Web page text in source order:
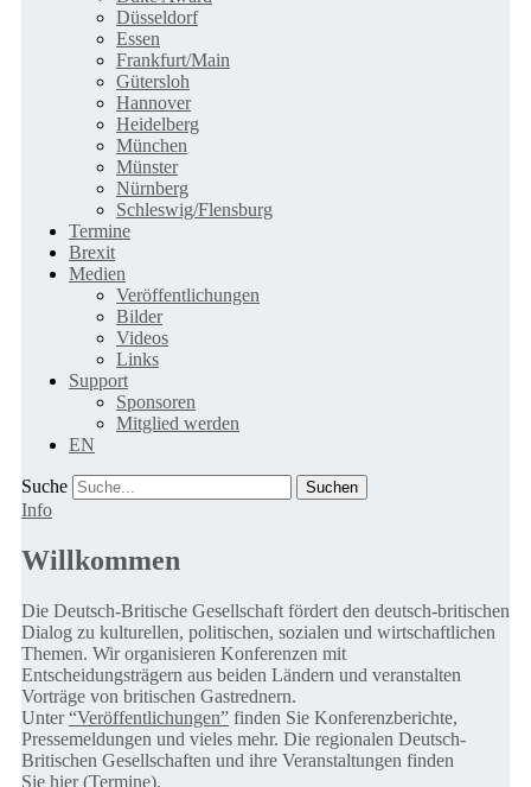
Düsseldorf
Essen
Frankfurt/Main
Gütersloh
Hannover
Heidelberg
München
Münster
Nürnberg
Schleswig/Flensburg
Termine
Brexit
Medien
Veröffentlichungen
Bilder
Videos
Links
Support
Sponsoren
Mitglied werden
EN
Suche
Info
Willkommen
Die Deutsch-Britische Gesellschaft fördert den deutsch-britischen
Dialog zu kulturellen, politischen, sozialen und wirtschaftlichen
Themen. Wir organisieren Konferenzen mit
Entscheidungsträgern aus beiden Ländern und veranstalten
Vorträge von britischen Gastrednern.
Unter“Veröffentlichungen” finden Sie Konferenzberichte,
Pressemeldungen und vieles mehr. Die regionalen Deutsch-
Britischen Gesellschaften und ihre Veranstaltungen finden
Sie hier (Termine).